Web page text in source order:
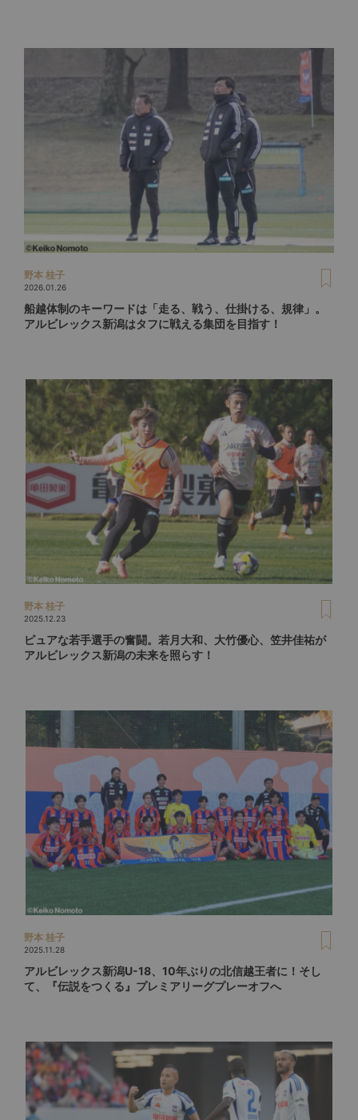
野本 桂子
2026.01.26
船越体制のキーワードは「走る、戦う、仕掛ける、規律」。
アルビレックス新潟はタフに戦える集団を目指す！
野本 桂子
2025.12.23
ピュアな若手選手の奮闘。若月大和、大竹優心、笠井佳祐が
アルビレックス新潟の未来を照らす！
野本 桂子
2025.11.28
アルビレックス新潟U-18、10年ぶりの北信越王者に！そし
て、『伝説をつくる』プレミアリーグプレーオフへ